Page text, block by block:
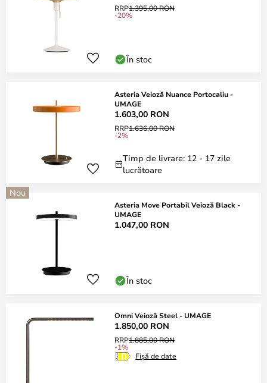
RRP1.395,00 RON
-20%
În stoc
Asteria Veioză Nuance Portocaliu -
UMAGE
1.603,00 RON
RRP1.636,00 RON
-2%
Timp de livrare: 12 - 17 zile
lucrătoare
Nou
Asteria Move Portabil Veioză Black -
UMAGE
1.047,00 RON
În stoc
Omni Veioză Steel - UMAGE
1.850,00 RON
RRP1.885,00 RON
-1%
Fișă de date